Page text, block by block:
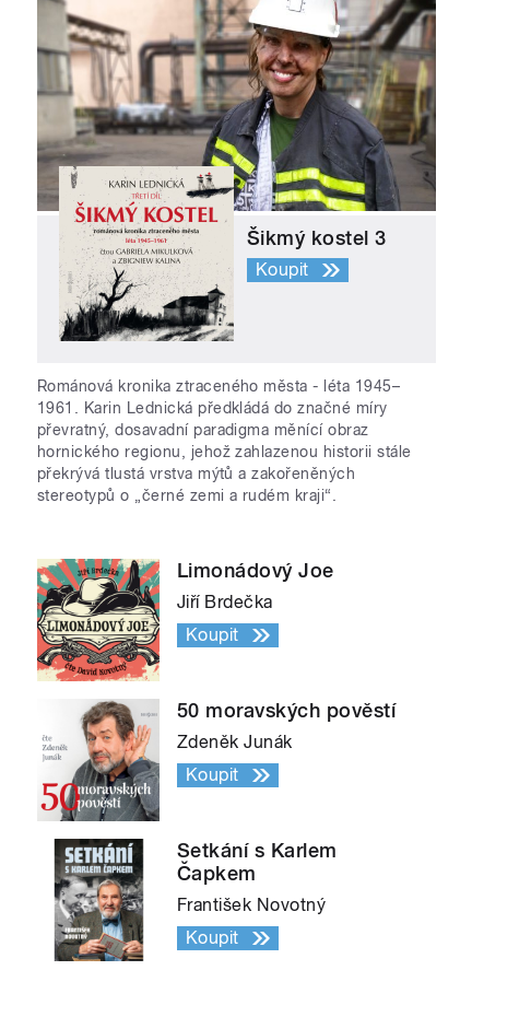
Šikmý kostel 3
Koupit
Románová kronika ztraceného města - léta 1945–
1961. Karin Lednická předkládá do značné míry
převratný, dosavadní paradigma měnící obraz
hornického regionu, jehož zahlazenou historii stále
překrývá tlustá vrstva mýtů a zakořeněných
stereotypů o „černé zemi a rudém kraji“.
Limonádový Joe
Jiří Brdečka
Koupit
50 moravských pověstí
Zdeněk Junák
Koupit
Setkání s Karlem
Čapkem
František Novotný
Koupit